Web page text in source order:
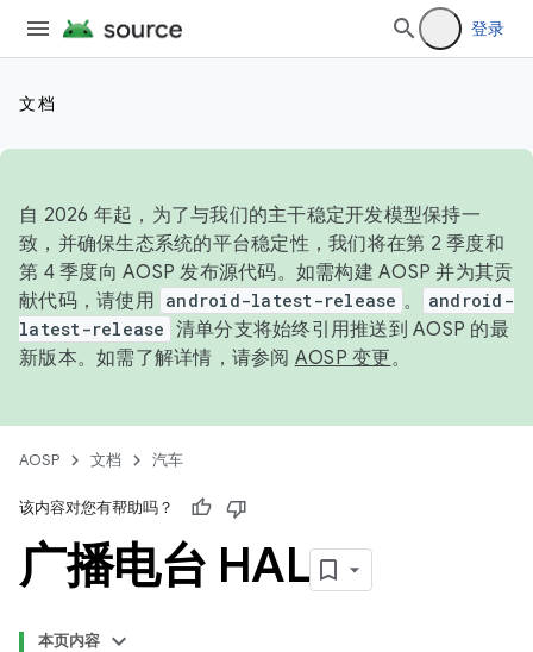
登录
文档
自 2026 年起，为了与我们的主干稳定开发模型保持一
致，并确保生态系统的平台稳定性，我们将在第 2 季度和
第 4 季度向 AOSP 发布源代码。如需构建 AOSP 并为其贡
献代码，请使用 android-latest-release 。
android-
latest-release 清单分支将始终引用推送到 AOSP 的最
新版本。如需了解详情，请参阅 AOSP 变更。
AOSP 文档 汽车
该内容对您有帮助吗？
广播电台 HAL
本页内容